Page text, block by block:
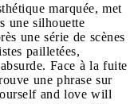
marquée, met
une silhouette
une série de scènes
pailletées,
Face à la fuite
une phrase sur
and love will